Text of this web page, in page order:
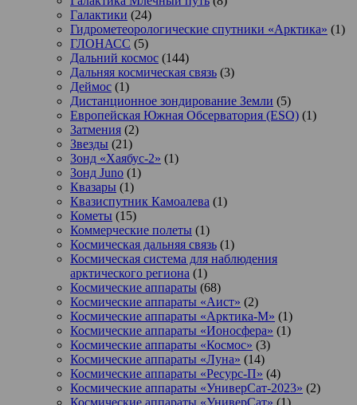
Галактики (24)
Гидрометеорологические спутники «Арктика» (1)
ГЛОНАСС (5)
Дальний космос (144)
Дальняя космическая связь (3)
Деймос (1)
Дистанционное зондирование Земли (5)
Европейская Южная Обсерватория (ESO) (1)
Затмения (2)
Звезды (21)
Зонд «Хаябус-2» (1)
Зонд Juno (1)
Квазары (1)
Квазиспутник Камоалева (1)
Кометы (15)
Коммерческие полеты (1)
Космическая дальняя связь (1)
Космическая система для наблюдения
арктического региона (1)
Космические аппараты (68)
Космические аппараты «Аист» (2)
Космические аппараты «Арктика-М» (1)
Космические аппараты «Ионосфера» (1)
Космические аппараты «Космос» (3)
Космические аппараты «Луна» (14)
Космические аппараты «Ресурс-П» (4)
Космические аппараты «УниверСат-2023» (2)
Космические аппараты «УниверСат» (1)